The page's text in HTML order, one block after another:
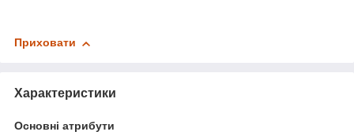
Приховати
Характеристики
Основні атрибути